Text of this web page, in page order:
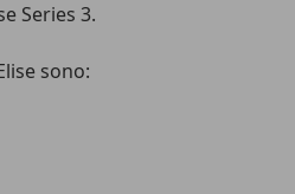
Series 3.
sono: